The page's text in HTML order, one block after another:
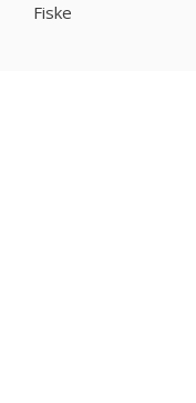
Fiske